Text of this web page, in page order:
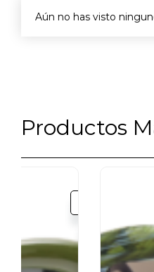
Aún no has visto
Productos